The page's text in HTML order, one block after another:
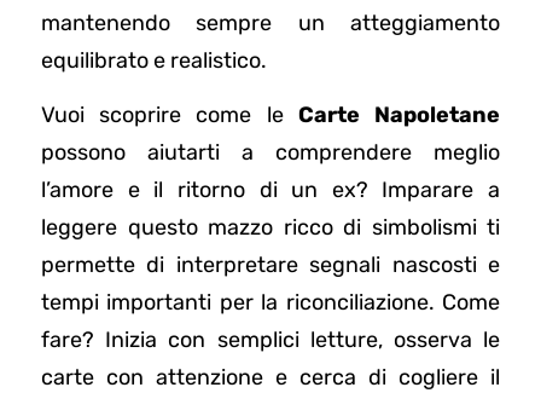
mantenendo sempre un atteggiamento
equilibrato e realistico.
Vuoi scoprire come le Carte Napoletane
possono aiutarti a comprendere meglio
l’amore e il ritorno di un ex? Imparare a
leggere questo mazzo ricco di simbolismi ti
permette di interpretare segnali nascosti e
tempi importanti per la riconciliazione. Come
fare? Inizia con semplici letture, osserva le
carte con attenzione e cerca di cogliere il